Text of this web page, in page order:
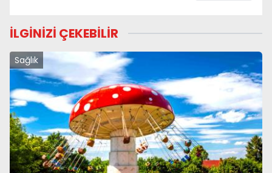
İLGİNİZİ ÇEKEBİLİR
Sağlık